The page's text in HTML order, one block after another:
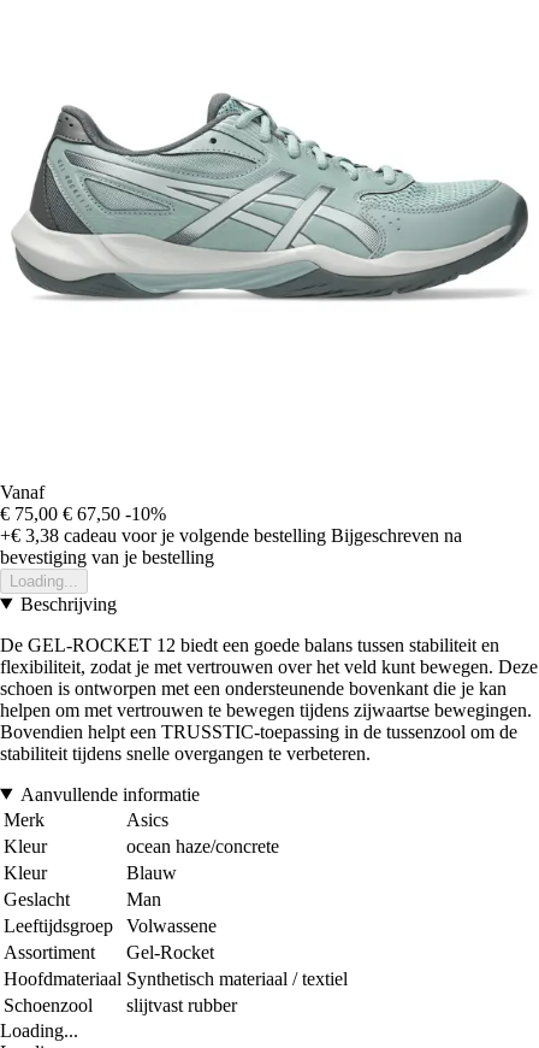
Vanaf
€ 75,00 € 67,50 -10%
+€ 3,38 cadeau voor je volgende bestelling Bijgeschreven na
bevestiging van je bestelling
Loading...
Beschrijving
De GEL-ROCKET 12 biedt een goede balans tussen stabiliteit en
flexibiliteit, zodat je met vertrouwen over het veld kunt bewegen. Deze
schoen is ontworpen met een ondersteunende bovenkant die je kan
helpen om met vertrouwen te bewegen tijdens zijwaartse bewegingen.
Bovendien helpt een TRUSSTIC-toepassing in de tussenzool om de
stabiliteit tijdens snelle overgangen te verbeteren.
Aanvullende informatie
Merk
Asics
Kleur
ocean haze/concrete
Kleur
Blauw
Geslacht
Man
Leeftijdsgroep
Volwassene
Assortiment
Gel-Rocket
Hoofdmateriaal Synthetisch materiaal / textiel
Schoenzool
slijtvast rubber
Loading...